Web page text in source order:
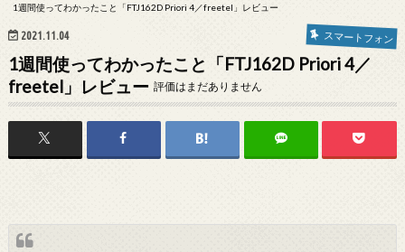
1週間使ってわかったこと「FTJ162D Priori 4／freetel」レビュー
2021.11.04 スマートフォン
1週間使ってわかったこと「FTJ162D Priori 4／
freetel」レビュー 評価はまだありません